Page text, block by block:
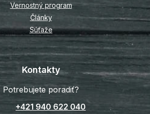
Vernostný program
Články
Súťaže
Kontakty
Potrebujete poradiť?
+421 940 622 040